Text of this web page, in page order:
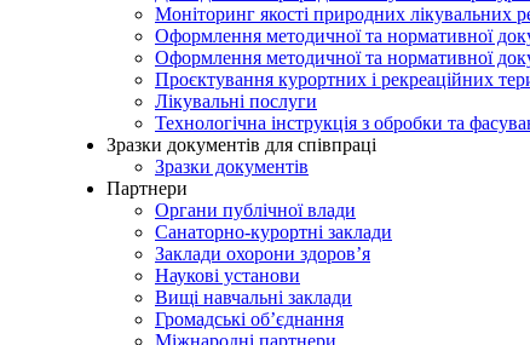
Моніторинг якості природних лікувальних
Оформлення методичної та нормативної
Оформлення методичної та нормативної
Проєктування курортних і рекреаційних
Лікувальні послуги
Технологічна інструкція з обробки та
Зразки документів для співпраці
Зразки документів
Партнери
Органи публічної влади
Санаторно-курортні заклади
Заклади охорони здоров’я
Наукові установи
Вищі навчальні заклади
Громадські об’єднання
Міжнародні партнери